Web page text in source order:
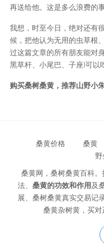
再送给他。这是多么浪费的
我想，时至今日，绝对还有
候，把他认为无用的虫草根
过这篇文章的所有朋友能对
黑草杆、小尾巴、子座)可以
购买桑树桑黄，推荐山野小
桑黄价格 桑黄
桑黄网，桑树桑黄百科
法、 桑黄的功效和作用及
展、桑树桑黄真实交易记
桑黄杂树黄，买对